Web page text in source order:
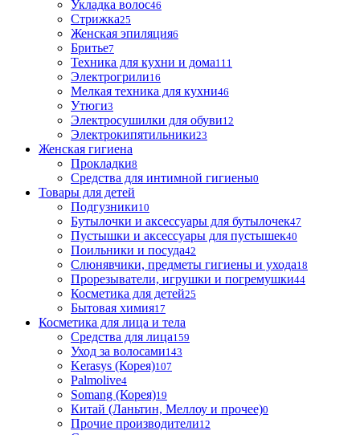
Укладка волос46
Стрижка25
Женская эпиляция6
Бритье7
Техника для кухни и дома111
Электрогрили16
Мелкая техника для кухни46
Утюги3
Электросушилки для обуви12
Электрокипятильники23
Женская гигиена
Прокладки8
Средства для интимной гигиены0
Товары для детей
Подгузники10
Бутылочки и аксессуары для бутылочек47
Пустышки и аксессуары для пустышек40
Поильники и посуда42
Слюнявчики, предметы гигиены и ухода18
Прорезыватели, игрушки и погремушки44
Косметика для детей25
Бытовая химия17
Косметика для лица и тела
Cредства для лица159
Уход за волосами143
Kerasys (Корея)107
Palmolive4
Somang (Корея)19
Китай (Ланьтин, Меллоу и прочее)0
Прочие производители12